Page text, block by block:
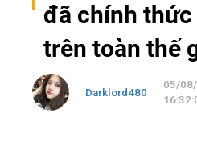
đã chính
trên toàn thế
Darklord480
05/